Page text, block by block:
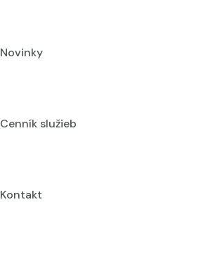
Novinky
Cenník služieb
Kontakt